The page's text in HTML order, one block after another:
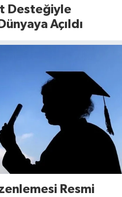
Desteğiyle
Açıldı
Resmi